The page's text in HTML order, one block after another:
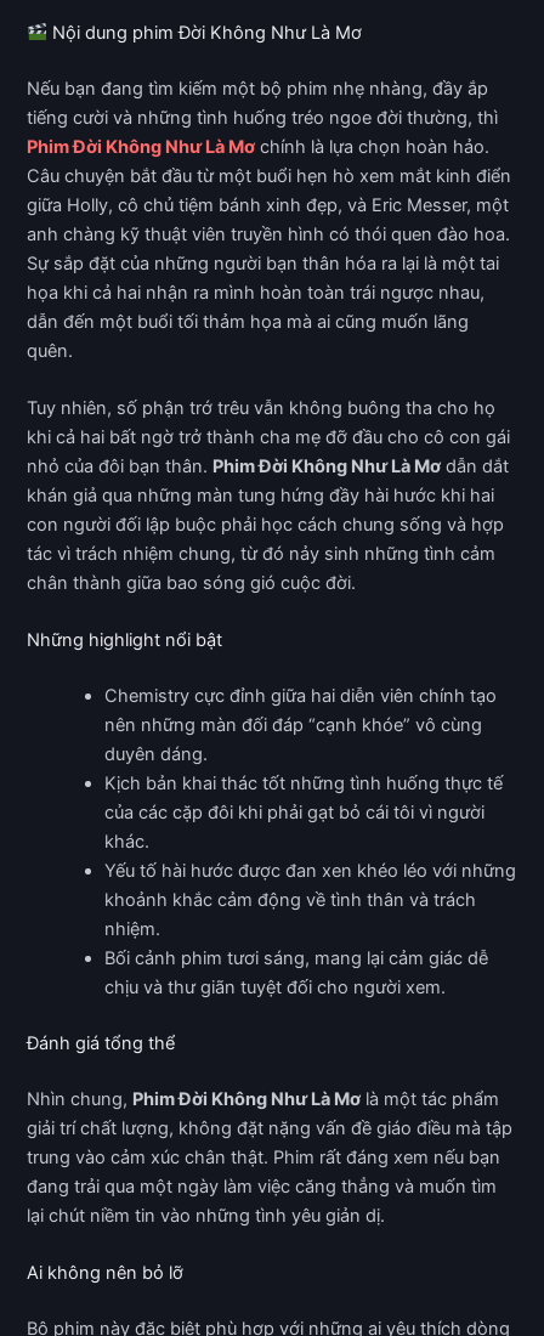
Nội dung phim Đời Không Như Là Mơ
Nếu bạn đang tìm kiếm một bộ phim nhẹ nhàng, đầy ắp
tiếng cười và những tình huống tréo ngoe đời thường, thì
Phim Đời Không Như Là Mơ chính là lựa chọn hoàn hảo.
Câu chuyện bắt đầu từ một buổi hẹn hò xem mắt kinh điển
giữa Holly, cô chủ tiệm bánh xinh đẹp, và Eric Messer, một
anh chàng kỹ thuật viên truyền hình có thói quen đào hoa.
Sự sắp đặt của những người bạn thân hóa ra lại là một tai
họa khi cả hai nhận ra mình hoàn toàn trái ngược nhau,
dẫn đến một buổi tối thảm họa mà ai cũng muốn lãng
quên.
Tuy nhiên, số phận trớ trêu vẫn không buông tha cho họ
khi cả hai bất ngờ trở thành cha mẹ đỡ đầu cho cô con gái
nhỏ của đôi bạn thân. Phim Đời Không Như Là Mơ dẫn dắt
khán giả qua những màn tung hứng đầy hài hước khi hai
con người đối lập buộc phải học cách chung sống và hợp
tác vì trách nhiệm chung, từ đó nảy sinh những tình cảm
chân thành giữa bao sóng gió cuộc đời.
Những highlight nổi bật
Chemistry cực đỉnh giữa hai diễn viên chính tạo
nên những màn đối đáp “cạnh khóe” vô cùng
duyên dáng.
Kịch bản khai thác tốt những tình huống thực tế
của các cặp đôi khi phải gạt bỏ cái tôi vì người
khác.
Yếu tố hài hước được đan xen khéo léo với những
khoảnh khắc cảm động về tình thân và trách
nhiệm.
Bối cảnh phim tươi sáng, mang lại cảm giác dễ
chịu và thư giãn tuyệt đối cho người xem.
Đánh giá tổng thể
Nhìn chung, Phim Đời Không Như Là Mơ là một tác phẩm
giải trí chất lượng, không đặt nặng vấn đề giáo điều mà tập
trung vào cảm xúc chân thật. Phim rất đáng xem nếu bạn
đang trải qua một ngày làm việc căng thẳng và muốn tìm
lại chút niềm tin vào những tình yêu giản dị.
Ai không nên bỏ lỡ
Bộ phim này đặc biệt phù hợp với những ai yêu thích dòng